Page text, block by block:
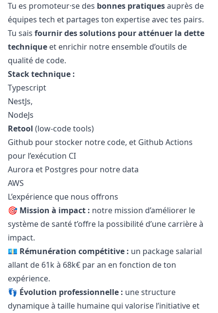
Tu es promoteur·se des bonnes pratiquesauprès de
équipes tech et partages ton expertise avec tes pairs.
Tu sais fournir des solutions pour atténuer la dette
technique et enrichir notre ensemble d’outils de
qualité de code.
Stack technique :
Typescript
NestJs,
NodeJs
Retool (low-code tools)
Github pour stocker notre code, et Github Actions
pour l’exécution CI
Aurora et Postgres pour notre data
AWS
L’expérience que nous offrons
🎯 Mission à impact : notre mission d’améliorer le
système de santé t’offre la possibilité d’une carrière à
impact.
💶 Rémunération compétitive : un package salarial
allant de 61k à 68k€ par an en fonction de ton
expérience.
👣 Évolution professionnelle : une structure
dynamique à taille humaine qui valorise l’initiative et